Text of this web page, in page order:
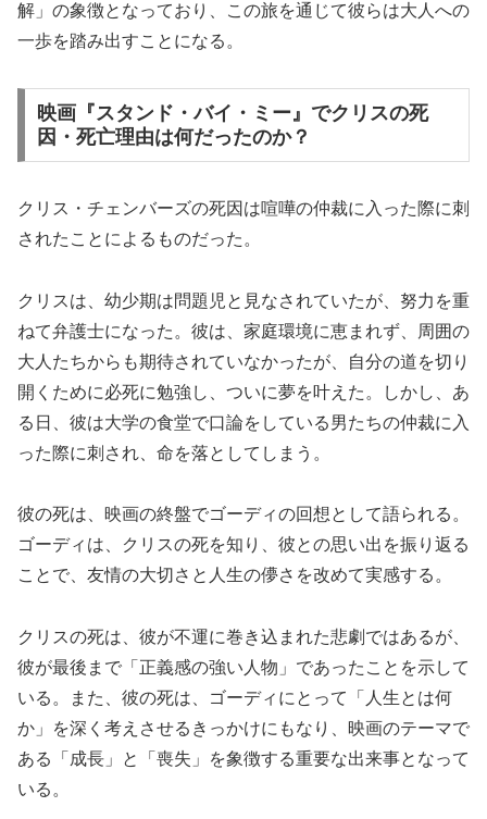
解」の象徴となっており、この旅を通じて彼らは大人への
一歩を踏み出すことになる。
映画『スタンド・バイ・ミー』でクリスの死
因・死亡理由は何だったのか？
クリス・チェンバーズの死因は喧嘩の仲裁に入った際に刺
されたことによるものだった。
クリスは、幼少期は問題児と見なされていたが、努力を重
ねて弁護士になった。彼は、家庭環境に恵まれず、周囲の
大人たちからも期待されていなかったが、自分の道を切り
開くために必死に勉強し、ついに夢を叶えた。しかし、あ
る日、彼は大学の食堂で口論をしている男たちの仲裁に入
った際に刺され、命を落としてしまう。
彼の死は、映画の終盤でゴーディの回想として語られる。
ゴーディは、クリスの死を知り、彼との思い出を振り返る
ことで、友情の大切さと人生の儚さを改めて実感する。
クリスの死は、彼が不運に巻き込まれた悲劇ではあるが、
彼が最後まで「正義感の強い人物」であったことを示して
いる。また、彼の死は、ゴーディにとって「人生とは何
か」を深く考えさせるきっかけにもなり、映画のテーマで
ある「成長」と「喪失」を象徴する重要な出来事となって
いる。